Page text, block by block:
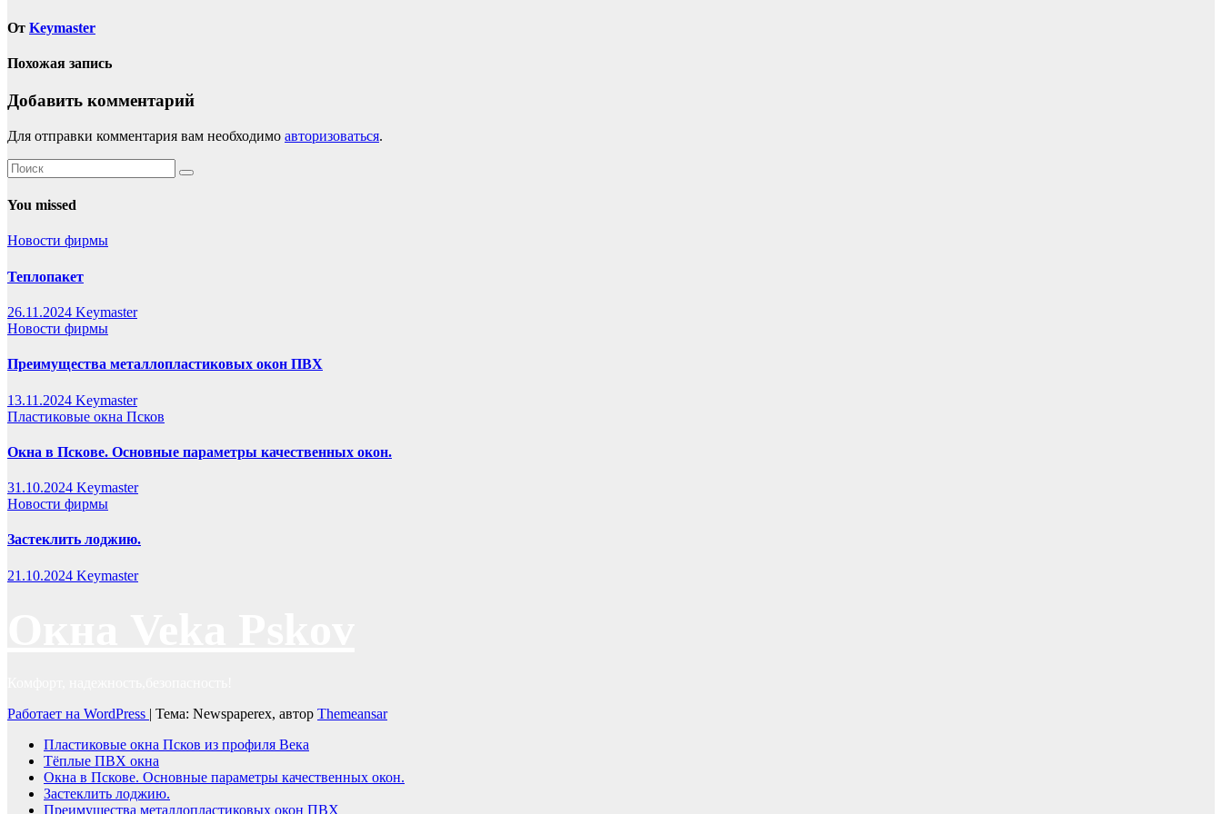
От Keymaster
Похожая запись
Добавить комментарий
Для отправки комментария вам необходимо авторизоваться.
You missed
Новости фирмы
Теплопакет
26.11.2024 Keymaster
Новости фирмы
Преимущества металлопластиковых окон ПВХ
13.11.2024 Keymaster
Пластиковые окна Псков
Окна в Пскове. Основные параметры качественных окон.
31.10.2024 Keymaster
Новости фирмы
Застеклить лоджию.
21.10.2024 Keymaster
Работает на WordPress
Тема: Newspaperex, автор Themeansar
Пластиковые окна Псков из профиля Века
Тёплые ПВХ окна
Окна в Пскове. Основные параметры качественных окон.
Застеклить лоджию.
Преимущества металлопластиковых окон ПВХ